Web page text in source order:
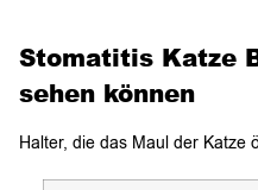
Stomatitis Katze
sehen können
Halter, die das Maul der Katze